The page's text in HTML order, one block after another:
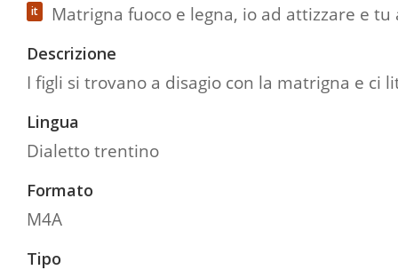
it Matrigna fuoco e legna, io ad attizzare e
Descrizione
I figli si trovano a disagio con la matrigna e ci
Lingua
Dialetto trentino
Formato
M4A
Tipo